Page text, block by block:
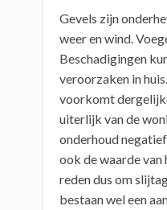
Gevels zijn
weer en wind.
Beschadigingen
veroorzaken in
voorkomt
uiterlijk van de
onderhoud
ook de waarde van
reden dus om
bestaan wel een